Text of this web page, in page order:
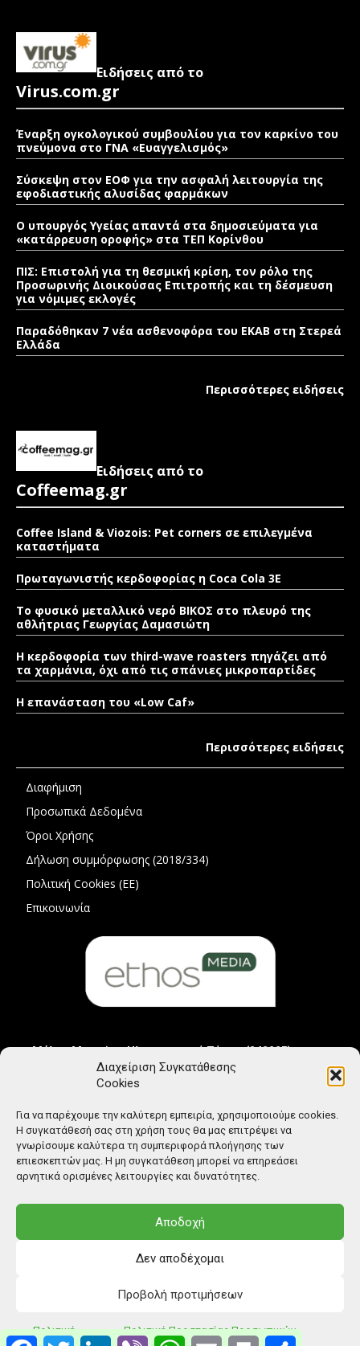
Διαχείριση Συγκατάθεσης
Cookies
Για να παρέχουμε την καλύτερη εμπειρία, χρησιμοποιούμε cookies.
Η συγκατάθεσή σας στη χρήση τους θα μας επιτρέψει να
γνωρίσουμε καλύτερα τη συμπεριφορά πλοήγησης των
επιεσκεπτών μας. Η μη συγκατάθεση μπορεί να επηρεάσει
αρνητικά ορισμένες λειτουργίες και δυνατότητες.
Αποδοχή
Δεν αποδέχομαι
Προβολή προτιμήσεων
Πολιτική
Πολιτική Προστασίας Προσωπικών
Ειδήσεις από το
Virus.com.gr
Έναρξη ογκολογικού συμβουλίου για τον καρκίνο του
πνεύμονα στο ΓΝΑ «Ευαγγελισμός»
Σύσκεψη στον ΕΟΦ για την ασφαλή λειτουργία της
εφοδιαστικής αλυσίδας φαρμάκων
Ο υπουργός Υγείας απαντά στα δημοσιεύματα για
«κατάρρευση οροφής» στα ΤΕΠ Κορίνθου
ΠΙΣ: Επιστολή για τη θεσμική κρίση, τον ρόλο της
Προσωρινής Διοικούσας Επιτροπής και τη δέσμευση
για νόμιμες εκλογές
Παραδόθηκαν 7 νέα ασθενοφόρα του ΕΚΑΒ στη Στερεά
Ελλάδα
Περισσότερες ειδήσεις
Ειδήσεις από το
Coffeemag.gr
Coffee Island & Viozois: Pet corners σε επιλεγμένα
καταστήματα
Πρωταγωνιστής κερδοφορίας η Coca Cola 3E
Το φυσικό μεταλλικό νερό ΒΙΚΟΣ στο πλευρό της
αθλήτριας Γεωργίας Δαμασιώτη
Η κερδοφορία των third-wave roasters πηγάζει από
τα χαρμάνια, όχι από τις σπάνιες μικροπαρτίδες
Η επανάσταση του «Low Caf»
Περισσότερες ειδήσεις
Διαφήμιση
Προσωπικά Δεδομένα
Όροι Χρήσης
Δήλωση συμμόρφωσης (2018/334)
Πολιτική Cookies (ΕΕ)
Επικοινωνία
Μέλος Μητρώου Ηλεκτρονικού Τύπου (242225)
© Copyright: Ethos Media S.A.
FacebookTwitter LinkedIn Viber WhatsAppEmail Print